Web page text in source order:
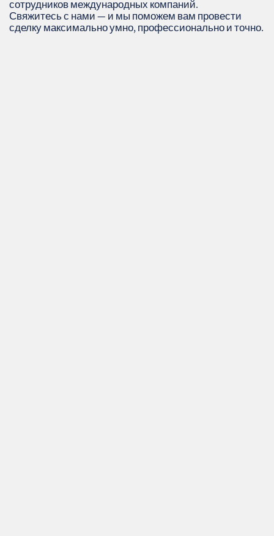
сотрудников международных компаний.
Свяжитесь с нами — и мы поможем вам провести
сделку максимально умно, профессионально и точно.